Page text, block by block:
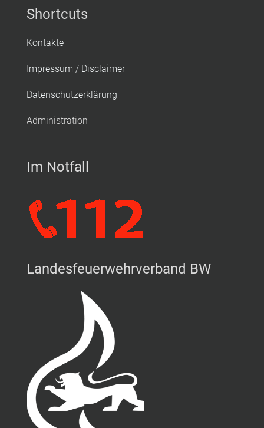
Shortcuts
Kontakte
Impressum / Disclaimer
Datenschutzerklärung
Administration
Im Notfall
Landesfeuerwehrverband BW